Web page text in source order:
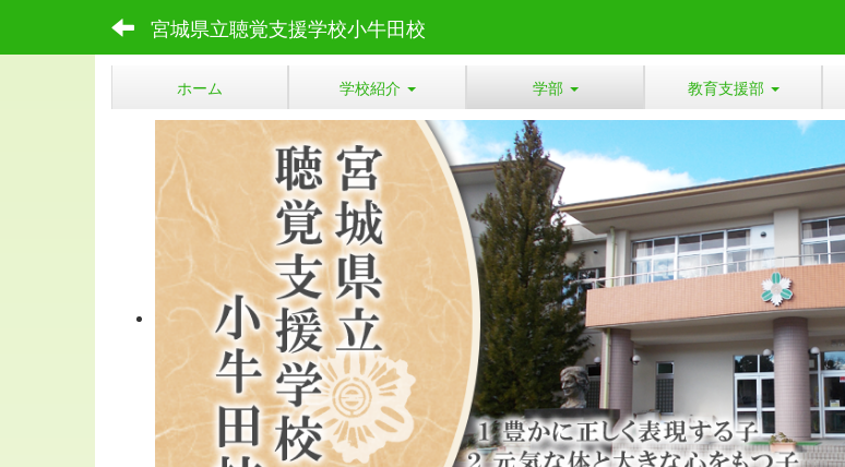
宮城県立聴覚支援学校小牛田校
ホーム 学校紹介 学部 教育支援部